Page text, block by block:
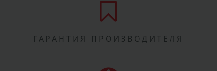
ГАРАНТИЯ ПРОИЗВОДИТЕЛЯ